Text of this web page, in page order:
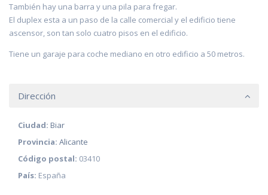
También hay una barra y una pila para fregar.
El duplex esta a un paso de la calle comercial y el edificio tiene
ascensor, son tan solo cuatro pisos en el edificio.
Tiene un garaje para coche mediano en otro edificio a 50 metros.
Dirección
Ciudad: Biar
Provincia: Alicante
Código postal: 03410
País: España